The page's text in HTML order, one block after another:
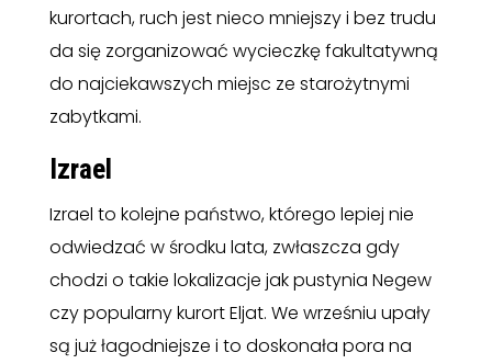
kurortach, ruch jest nieco mniejszy i bez trudu
da się zorganizować wycieczkę fakultatywną
do najciekawszych miejsc ze starożytnymi
zabytkami.
Izrael
Izrael to kolejne państwo, którego lepiej nie
odwiedzać w środku lata, zwłaszcza gdy
chodzi o takie lokalizacje jak pustynia Negew
czy popularny kurort Eljat. We wrześniu upały
są już łagodniejsze i to doskonała pora na